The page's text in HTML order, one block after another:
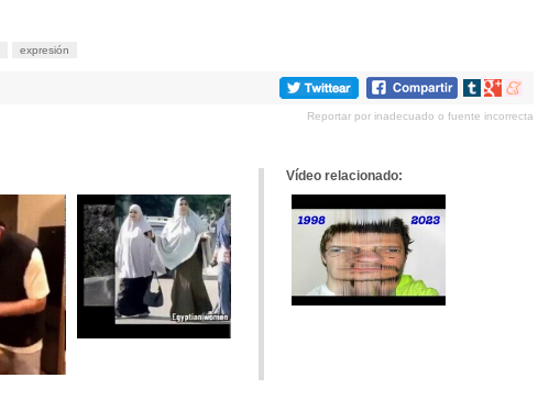
expresión
Compartir
tumblr
Compartir
Google+
Compartir
meneame
Reportar por inadecuado o fuente incorrecta
Vídeo relacionado: